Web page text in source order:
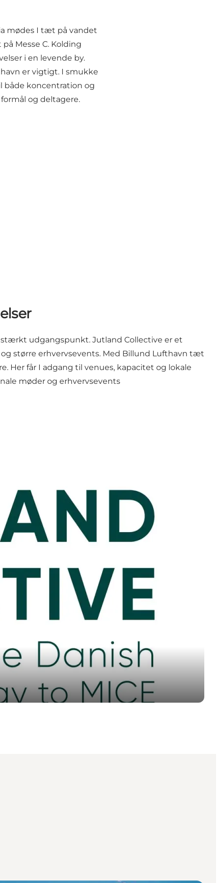
mødes I tæt på vandet
Messe C. Kolding
i en levende by.
er vigtigt. I smukke
både koncentration og
og deltagere.
udgangspunkt. Jutland Collective er et
større erhvervsevents. Med Billund Lufthavn tæt
Her får I adgang til venues, kapacitet og lokale
møder og erhvervsevents